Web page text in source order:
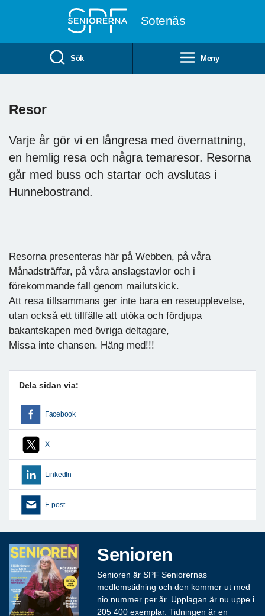
Sotenäs
Sök Meny
Resor
Varje år gör vi en långresa med övernattning,
en hemlig resa och några temaresor. Resorna
går med buss och startar och avslutas i
Hunnebostrand.
Resorna presenteras här på Webben, på våra
Månadsträffar, på våra anslagstavlor och i
förekommande fall genom mailutskick.
Att resa tillsammans ger inte bara en reseupplevelse,
utan också ett tillfälle att utöka och fördjupa
bakantskapen med övriga deltagare,
Missa inte chansen. Häng med!!!
Dela sidan via:
Facebook
X
LinkedIn
E-post
Senioren
Senioren är SPF Seniorernas
medlemstidning och den kommer ut med
nio nummer per år. Upplagan är nu uppe i
205 400 exemplar. Tidningen är en